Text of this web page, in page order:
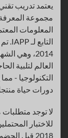
مجموعة
2014، وهي
العالم لتلبية
التكنولوجيا -
دورات حياة
لا توجد
2018 قبل الحضور.